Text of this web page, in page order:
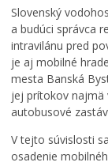
Slovenský
a budúci správca
intravilánu pred
je aj mobilné
mesta Banská
jej prítokov najmä
autobusové
V tejto súvislosti
osadenie
t
s
k
ý
p
a
r
k
,
i
a
j
m
o
d
e
r
n
i
z
p
r
a
v
y
3
6
8
.
R